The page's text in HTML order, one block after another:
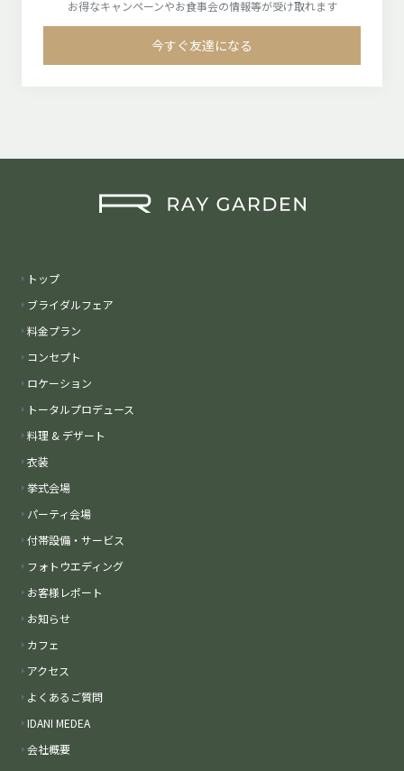
お得なキャンペーンやお食事会の情報等が受け取れます
今すぐ友達になる
トップ
ブライダルフェア
料金プラン
コンセプト
ロケーション
トータルプロデュース
料理 & デザート
衣装
挙式会場
パーティ会場
付帯設備・サービス
フォトウエディング
お客様レポート
お知らせ
カフェ
アクセス
よくあるご質問
IDANI MEDEA
会社概要